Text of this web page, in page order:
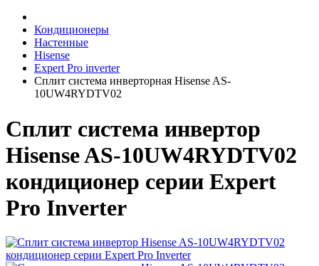
Кондиционеры
Настенные
Hisense
Expert Pro inverter
Сплит система инверторная Hisense AS-
10UW4RYDTV02
Сплит система инвертор
Hisense AS-10UW4RYDTV02
кондиционер серии Expert
Pro Inverter